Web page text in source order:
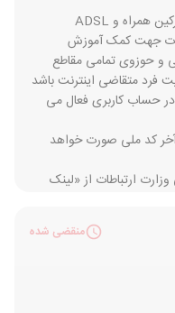
جهت کمک آموزش
و حوزوی تمامی مقاطع
فرد متقاضی اینترنت باشد
در حساب کاربری فعال می
رقم آخر کد ملی صورت خواهد
ارتباطات از «لینک
منقضی شده